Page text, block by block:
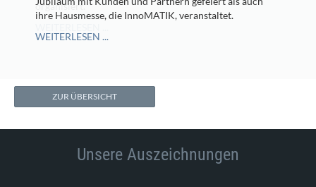
ihre Hausmesse, die InnoMATIK, veranstaltet.
WEITERLESEN ...
ZUR ÜBERSICHT
Unsere Auszeichnungen